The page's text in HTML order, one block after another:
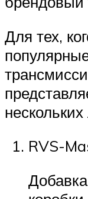
Для тех,
RVS-